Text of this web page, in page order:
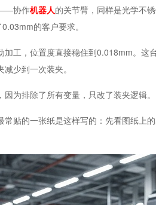
协作机器人的关节臂，同样是光学不
的客户要求。
加工，位置度直接稳住到0.018mm。
少到一次装夹。
为排除了所有变量，只改了装夹逻辑。
常贴的一张纸是这样写的：先看图纸上